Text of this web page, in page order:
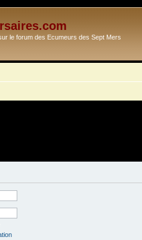
le forum des Ecumeurs des Sept Mers